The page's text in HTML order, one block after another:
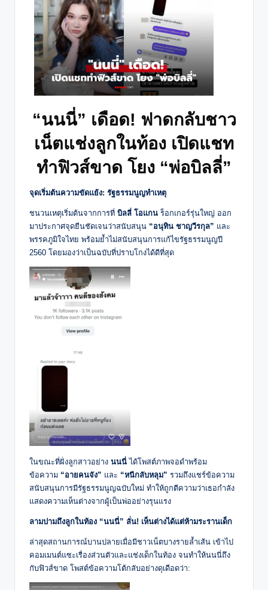
“นนนี่” เดือด! ฟาดกลับชาว
เน็ตแช่งลูกในท้อง เปิดแชท
ทำฟิวส์ขาด โยง “พ่อบิลลี่”
จุดเริ่มต้นความขัดแย้ง: รัฐธรรมนูญทำเหตุ
ชนวนเหตุเริ่มต้นจากการที่ บิลลี่ โอแกน ร็อกเกอร์รุ่นใหญ่ ออก
มาประกาศจุดยืนชัดเจนว่าสนับสนุน “อนุทิน ชาญวีรกุล” และ
พรรคภูมิใจไทย พร้อมย้ำไม่สนับสนุนการแก้ไขรัฐธรรมนูญปี
2560 โดยมองว่าเป็นฉบับที่ปราบโกงได้ดีที่สุด
ในขณะที่ฝั่งลูกสาวอย่าง นนนี่ ได้โพสต์ภาพจอดำพร้อม
ข้อความ “อายคนจัง” และ “หนีกลับหลุม” รวมถึงแชร์ข้อความ
สนับสนุนการมีรัฐธรรมนูญฉบับใหม่ ทำให้ถูกตีความว่าเธอกำลัง
แสดงความเห็นต่างจากผู้เป็นพ่ออย่างรุนแรง
ลามปามถึงลูกในท้อง “นนนี่” ลั่น! เห็นต่างได้แต่ห้ามระรานเด็ก
ล่าสุดสถานการณ์บานปลายเมื่อมีชาวเน็ตบางรายล้ำเส้น เข้าไป
คอมเมนต์แซะเรื่องส่วนตัวและแช่งเด็กในท้อง จนทำให้นนนี่ถึง
กับฟิวส์ขาด โพสต์ข้อความโต้กลับอย่างดุเดือดว่า: